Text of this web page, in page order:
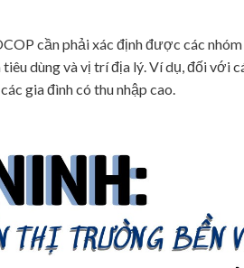
cần phải xác định được các
dùng và vị trí địa lý. Ví dụ, đối với
gia đình có thu nhập cao.